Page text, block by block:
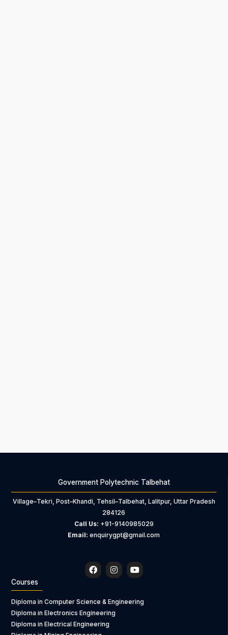
Government Polytechnic Talbehat
Village–Tekri, Post–Khandi, Tehsil–Talbehat, Lalitpur, Uttar Pradesh
284126
Call Us: +91-9140985029
Email: enquirygpt@gmail.com
F
a
b
o
o
k
I
n
a
g
r
Y
o
u
b
Courses
Diploma in Computer Science & Engineering
Diploma in Electronics Engineering
Diploma in Electrical Engineering